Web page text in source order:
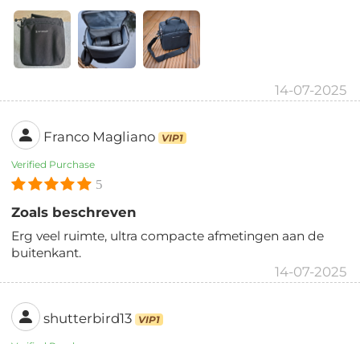
14-07-2025
Franco Magliano VIP1
Verified Purchase
5
Zoals beschreven
Erg veel ruimte, ultra compacte afmetingen aan de
buitenkant.
14-07-2025
shutterbird13 VIP1